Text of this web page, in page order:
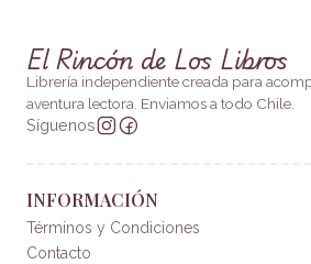
El Rincón de Los Libros
Librería independiente creada para
aventura lectora. Enviamos a todo Chile.
Síguenos
INFORMACIÓN
Términos y Condiciones
Contacto